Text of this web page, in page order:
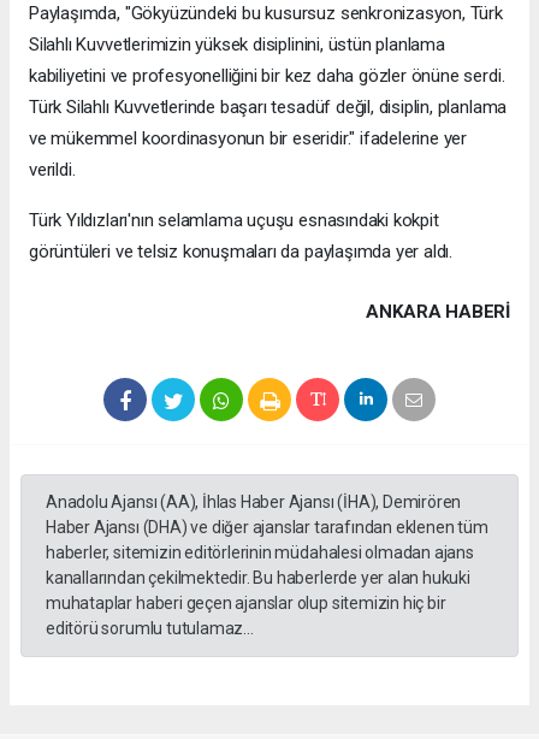
Paylaşımda, "Gökyüzündeki bu kusursuz senkronizasyon, Türk
Silahlı Kuvvetlerimizin yüksek disiplinini, üstün planlama
kabiliyetini ve profesyonelliğini bir kez daha gözler önüne serdi.
Türk Silahlı Kuvvetlerinde başarı tesadüf değil, disiplin, planlama
ve mükemmel koordinasyonun bir eseridir." ifadelerine yer
verildi.
Türk Yıldızları'nın selamlama uçuşu esnasındaki kokpit
görüntüleri ve telsiz konuşmaları da paylaşımda yer aldı.
ANKARA HABERİ
Anadolu Ajansı (AA), İhlas Haber Ajansı (İHA), Demirören
Haber Ajansı (DHA) ve diğer ajanslar tarafından eklenen tüm
haberler, sitemizin editörlerinin müdahalesi olmadan ajans
kanallarından çekilmektedir. Bu haberlerde yer alan hukuki
muhataplar haberi geçen ajanslar olup sitemizin hiç bir
editörü sorumlu tutulamaz...